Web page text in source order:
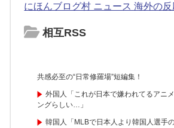
にほんブログ村 ニュース 海外の反
相互RSS
共感必至の“日常修羅場”短編集！
外国人「これが日本で嫌われてるアニ
ングらしい…」
韓国人「MLBで日本人より韓国人選手